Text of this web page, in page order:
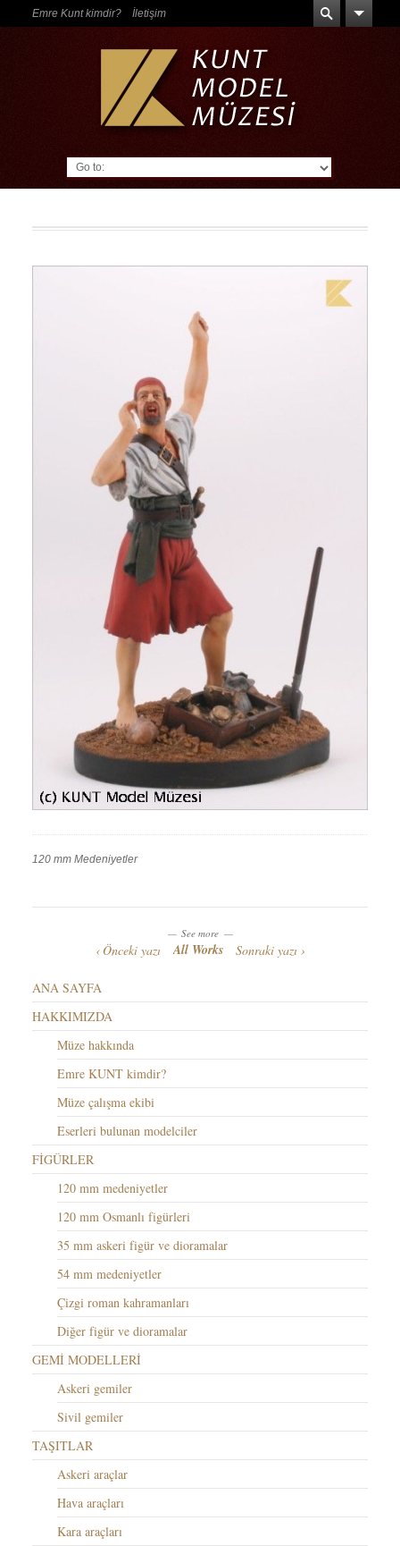
Emre Kunt kimdir? İletişim
Work
120 mm Medeniyetler
See more
Önceki yazı All Works Sonraki yazı
ANA SAYFA
HAKKIMIZDA
Müze hakkında
Emre KUNT kimdir?
Müze çalışma ekibi
Eserleri bulunan modelciler
FİGÜRLER
120 mm medeniyetler
120 mm Osmanlı figürleri
35 mm askeri figür ve dioramalar
54 mm medeniyetler
Çizgi roman kahramanları
Diğer figür ve dioramalar
GEMİ MODELLERİ
Askeri gemiler
Sivil gemiler
TAŞITLAR
Askeri araçlar
Hava araçları
Kara araçları